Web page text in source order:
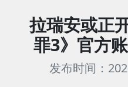
拉瑞安或正
罪3》官方
发布时间：